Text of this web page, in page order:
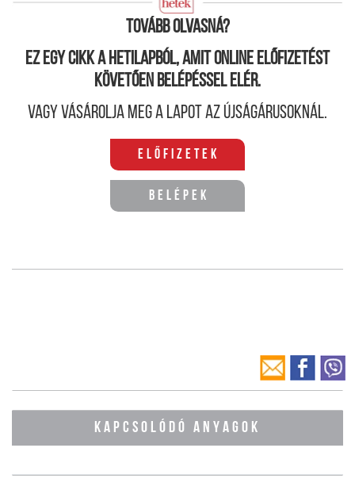
Tovább olvasná?
Ez egy cikk a hetilapból, amit online előfizetést
követően belépéssel elér.
Vagy vásárolja meg a lapot az újságárusoknál.
Előfizetek
Belépek
KAPCSOLÓDÓ ANYAGOK